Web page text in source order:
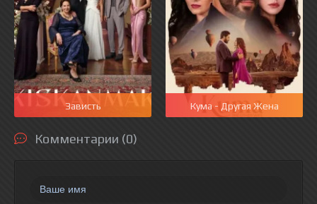
Зависть Кума - Другая Жена
Комментарии (0)